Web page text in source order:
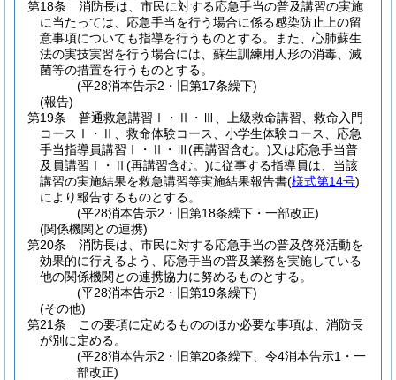
第18条
消防長は、市民に対する応急手当の普及講習の実施
に当たっては、応急手当を行う場合に係る感染防止上の留
意事項についても指導を行うものとする。
また、心肺蘇生
法の実技実習を行う場合には、蘇生訓練用人形の消毒、滅
菌等の措置を行うものとする。
(平28消本告示2・旧第17条繰下)
(報告)
第19条
普通救急講習Ⅰ・Ⅱ・Ⅲ、上級救命講習、救命入門
コースⅠ・Ⅱ、救命体験コース、小学生体験コース、応急
手当指導員講習Ⅰ・Ⅱ・Ⅲ(再講習含む。)又は応急手当普
及員講習Ⅰ・Ⅱ (再講習含む。)に従事する指導員は、当該
講習の実施結果を救急講習等実施結果報告書(様式第14号)
により報告するものとする。
(平28消本告示2・旧第18条繰下・一部改正)
(関係機関との連携)
第20条
消防長は、市民に対する応急手当の普及啓発活動を
効果的に行えるよう、応急手当の普及業務を実施している
他の関係機関との連携協力に努めるものとする。
(平28消本告示2・旧第19条繰下)
(その他)
第21条
この要項に定めるもののほか必要な事項は、消防長
が別に定める。
(平28消本告示2・旧第20条繰下、令4消本告示1・一
部改正)